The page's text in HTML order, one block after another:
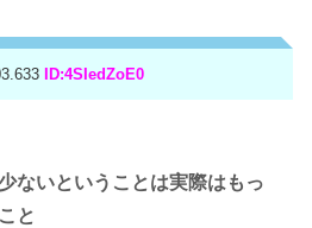
ID:4SIedZoE0
ないということは実際はもっ
と